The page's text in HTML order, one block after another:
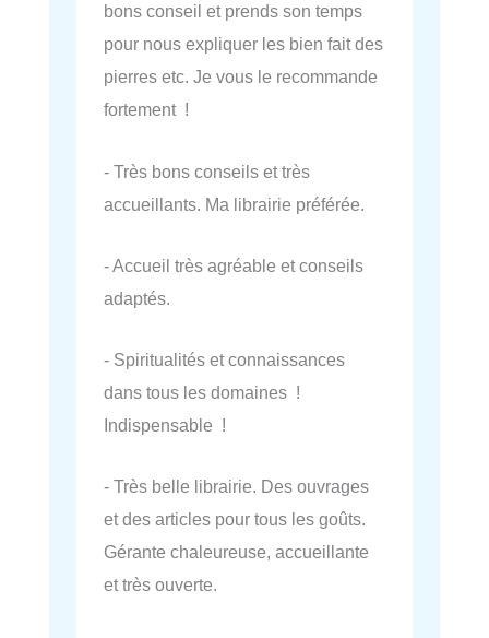
bons conseil et prends son temps
pour nous expliquer les bien fait des
pierres etc. Je vous le recommande
fortement !
- Très bons conseils et très
accueillants. Ma librairie préférée.
- Accueil très agréable et conseils
adaptés.
- Spiritualités et connaissances
dans tous les domaines !
Indispensable !
- Très belle librairie. Des ouvrages
et des articles pour tous les goûts.
Gérante chaleureuse, accueillante
et très ouverte.